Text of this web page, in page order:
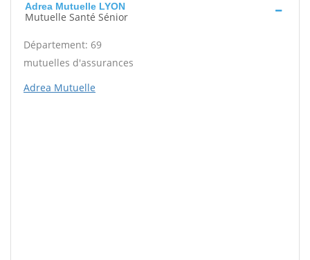
Adrea Mutuelle LYON
Mutuelle Santé Sénior
Département: 69
mutuelles d'assurances
Adrea Mutuelle